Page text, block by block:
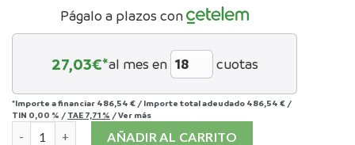
Págalo a plazos con
27,03€*al mes en cuotas
*Importe a financiar 486,54 € / Importe total adeudado 486,54 € /
TIN 0,00 % / TAE 7,71 % /Ver más
BOWERS & WILKINS PX7 S2e cantidad
AÑADIR AL CARRITO